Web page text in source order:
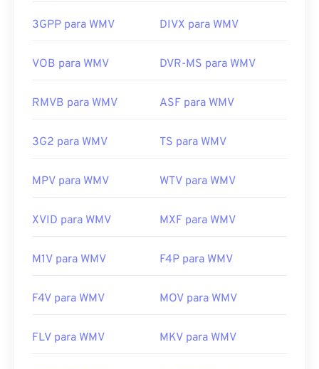
https://en.wikipedia.org/wiki/WebM
de arquivo de vídeo. No entanto, lembre-se de que
qualidade da imagem. Se precisar de uma
Lançamento inicial:
1999
https://en.wikipedia.org/wiki/Windows_Media_Video
https://en.wikipedia.org/wiki/
3GPP para WMV DIVX para WMV
VOB para WMV DVR-MS para WMV
RMVB para WMV ASF para WMV
3G2 para WMV TS para WMV
MPV para WMV WTV para WMV
XVID para WMV MXF para WMV
M1V para WMV F4P para WMV
F4V para WMV MOV para WMV
FLV para WMV MKV para WMV